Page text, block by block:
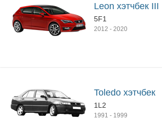
Leon хэтчбек III
5F1
2012 - 2020
Toledo хэтчбек
1L2
1991 - 1999